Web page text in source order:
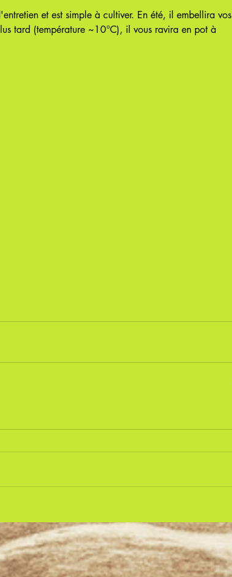
et est simple à cultiver. En été, il embellira vos
tard (température ~10°C), il vous ravira en pot à